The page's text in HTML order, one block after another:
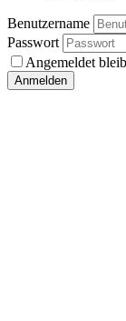
Benutzername
Passwort
Angemeldet